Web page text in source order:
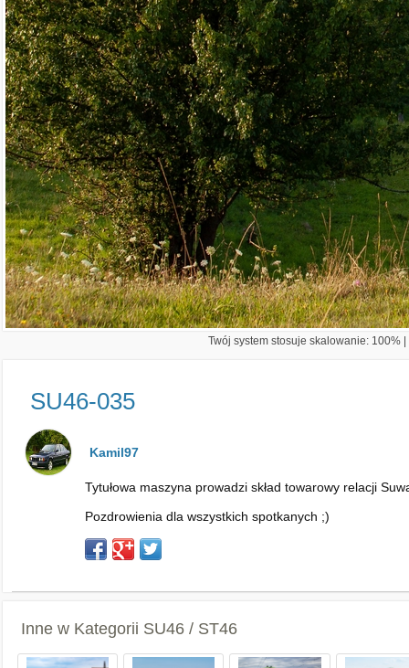
Twój system stosuje skalowanie: 100%
SU46-035
Kamil97
Tytułowa maszyna prowadzi skład towarowy relacji
Pozdrowienia dla wszystkich spotkanych ;)
Inne w Kategorii SU46 / ST46